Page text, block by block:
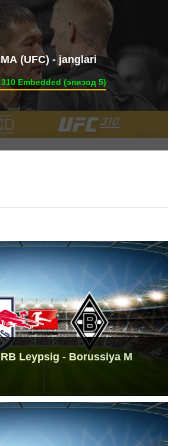
(UFC) - janglari
310 Embedded (эпизод 5)
Leypsig - Borussiya M